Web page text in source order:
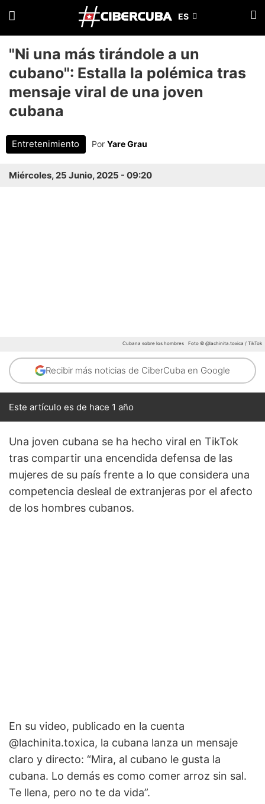
"Ni una más tirándole a un
cubano": Estalla la polémica tras
mensaje viral de una joven
cubana
Entretenimiento Por Yare Grau
Miércoles, 25 Junio, 2025 - 09:20
Cubana sobre los hombres Foto © @lachinita.toxica / TikTok
Recibir más noticias de CiberCuba en Google
Este artículo es de hace 1 año
Una joven cubana se ha hecho viral en TikTok
tras compartir una encendida defensa de las
mujeres de su país frente a lo que considera una
competencia desleal de extranjeras por el afecto
de los hombres cubanos.
En su video, publicado en la cuenta
@lachinita.toxica, la cubana lanza un mensaje
claro y directo: “Mira, al cubano le gusta la
cubana. Lo demás es como comer arroz sin sal.
Te llena, pero no te da vida”.